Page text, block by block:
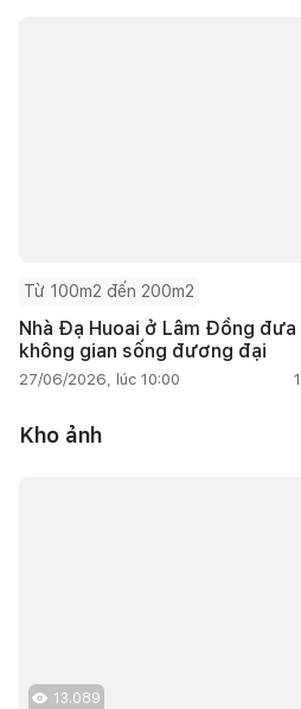
Từ 100m2 đến 200m2
Nhà Đạ Huoai ở Lâm Đồng
không gian sống đương đại
27/06/2026, lúc 10:00 1
Kho ảnh
13.089